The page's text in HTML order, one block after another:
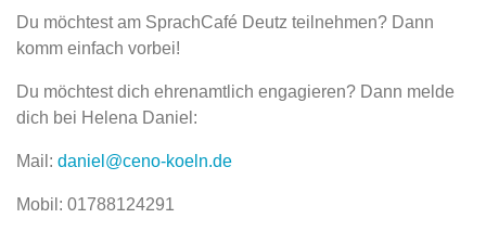
Du möchtest am SprachCafé Deutz teilnehmen? Dann
komm einfach vorbei!
Du möchtest dich ehrenamtlich engagieren? Dann melde
dich bei Helena Daniel:
Mail: daniel@ceno-koeln.de
Mobil: 01788124291